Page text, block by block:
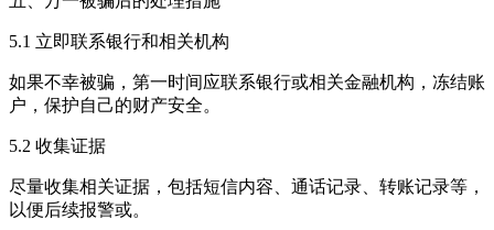
5.1 立即联系银行和相关机构
如果不幸被骗，第一时间应联系银行或相关金融机构，冻结账
户，保护自己的财产安全。
5.2 收集证据
尽量收集相关证据，包括短信内容、通话记录、转账记录等，
以便后续报警或。